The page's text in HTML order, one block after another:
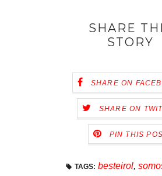
SHARE
STORY
SHARE ON
SHARE ON
PIN THIS
TAGS: besteirol,